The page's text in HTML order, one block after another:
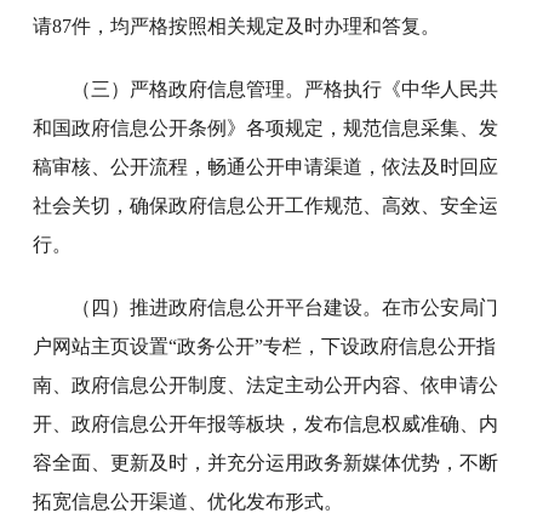
请87件，均严格按照相关规定及时办理和答复。
（三）严格政府信息管理。严格执行《中华人民共
和国政府信息公开条例》各项规定，规范信息采集、发
稿审核、公开流程，畅通公开申请渠道，依法及时回应
社会关切，确保政府信息公开工作规范、高效、安全运
行。
（四）推进政府信息公开平台建设。在市公安局门
户网站主页设置“政务公开”专栏，下设政府信息公开指
南、政府信息公开制度、法定主动公开内容、依申请公
开、政府信息公开年报等板块，发布信息权威准确、内
容全面、更新及时，并充分运用政务新媒体优势，不断
拓宽信息公开渠道、优化发布形式。